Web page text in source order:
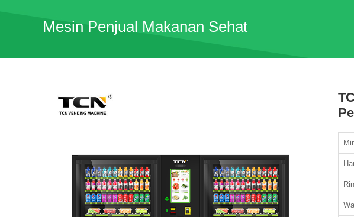
Mesin Penjual Makanan Sehat